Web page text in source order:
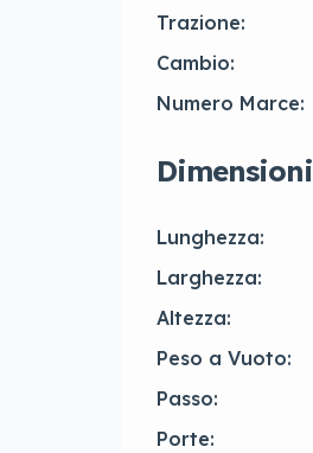
Trazione:
Cambio:
Numero Marce:
Dimensioni
Lunghezza:
Larghezza:
Altezza:
Peso a Vuoto:
Passo:
Porte: